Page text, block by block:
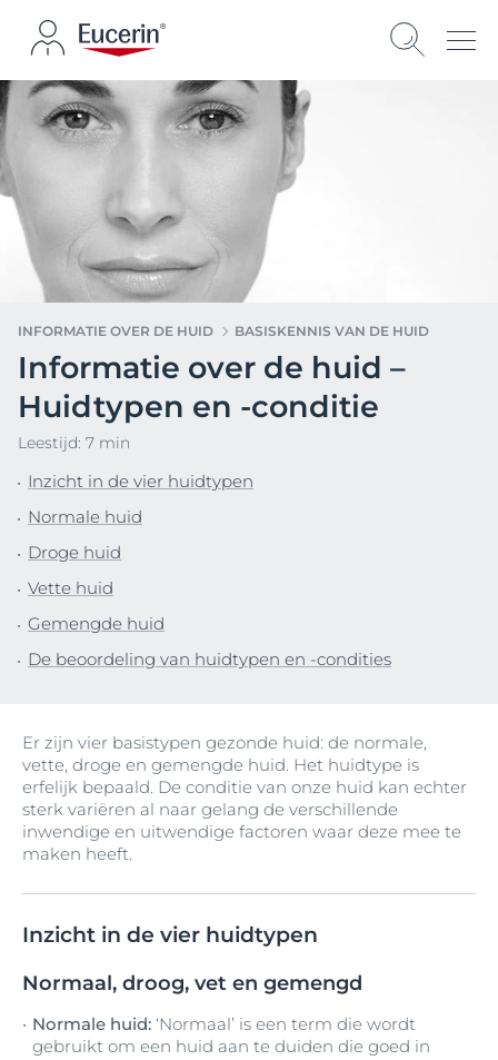
INFORMATIE OVER DE HUID BASISKENNIS VAN DE HUID
Informatie over de huid –
Huidtypen en -conditie
Leestijd: 7 min
Inzicht in de vier huidtypen
Normale huid
Droge huid
Vette huid
Gemengde huid
De beoordeling van huidtypen en -condities
Er zijn vier basistypen gezonde huid: de normale,
vette, droge en gemengde huid. Het huidtype is
erfelijk bepaald. De conditie van onze huid kan echter
sterk variëren al naar gelang de verschillende
inwendige en uitwendige factoren waar deze mee te
maken heeft.
Inzicht in de vier huidtypen
Normaal, droog, vet en gemengd
Normale huid: ‘Normaal’ is een term die wordt
gebruikt om een huid aan te duiden die goed in